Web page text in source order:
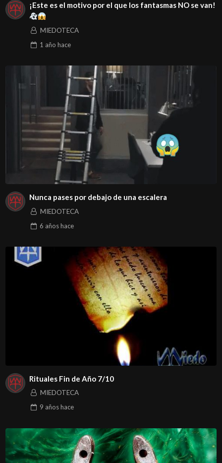
¡Este es el motivo por el que los fantasmas NO se van!
MIEDOTECA
1 año hace
Nunca pases por debajo de una escalera
MIEDOTECA
6 añoshace
Rituales Fin de Año 7/10
MIEDOTECA
9 añoshace